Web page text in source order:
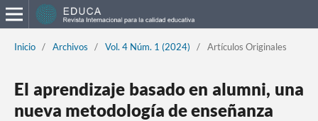
Inicio / Archivos / Vol. 4 Núm. 1 (2024) / Artículos Originales
El aprendizaje basado en alumni, una
nueva metodología de enseñanza